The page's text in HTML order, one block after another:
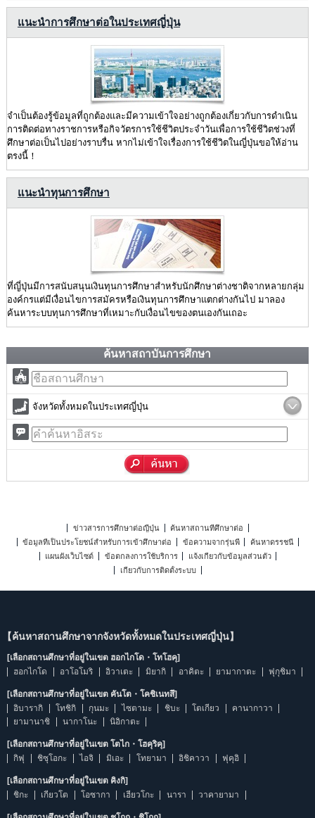
แนะนำการศึกษาต่อในประเทศญี่ปุ่น
จำเป็นต้องรู้ข้อมูลที่ถูกต้องและมีความเข้าใจอย่างถูกต้องเกี่ยวกับการดำเนิน
การติดต่อทางราชการหรือกิจวัตรการใช้ชีวิตประจำวันเพื่อการใช้ชีวิตช่วงที่
ศึกษาต่อเป็นไปอย่างราบรื่น หากไม่เข้าใจเรื่องการใช้ชีวิตในญี่ปุ่นขอให้อ่าน
ตรงนี้！
แนะนำทุนการศึกษา
ที่ญี่ปุ่นมีการสนับสนุนเงินทุนการศึกษาสำหรับนักศึกษาต่างชาติจากหลายกลุ่ม
องค์กรแต่มีเงื่อนไขการสมัครหรือเงินทุนการศึกษาแตกต่างกันไป มาลอง
ค้นหาระบบทุนการศึกษาที่เหมาะกับเงื่อนไขของตนเองกันเถอะ
ค้นหาสถาบันการศึกษา
จังหวัดทั้งหมดในประเทศญี่ปุ่น
ข่าวสารการศึกษาต่อญี่ปุ่น
ค้นหาสถานที่ศึกษาต่อ
ข้อมูลที่เป็นประโยชน์สำหรับการเข้าศึกษาต่อ
ข้อความจากรุ่นพี่
ค้นหาดรรชนี
แผนผังเว็บไซต์
ข้อตกลงการใช้บริการ
แจ้งเกี่ยวกับข้อมูลส่วนตัว
เกี่ยวกับการติดตั้งระบบ
【ค้นหาสถานศึกษาจากจังหวัดทั้งหมดในประเทศญี่ปุ่น】
[เลือกสถานศึกษาที่อยู่ในเขต ฮอกไกโด・โทโฮคุ]
ฮอกไกโด
อาโอโมริ อิวาเตะ มิยากิ อาคิตะ ยามากาตะ ฟุกุชิมา
[เลือกสถานศึกษาที่อยู่ในเขต คันโต・โคชิเนทสึ]
อิบารากิ
โทชิกิ กุนมะ ไซตามะ ชิบะ โตเกียว
คานากาวา
ยามานาชิ
นากาโนะ นิอิกาตะ
[เลือกสถานศึกษาที่อยู่ในเขต โตไก・โฮคุริคุ]
กิฟุ
ชิซุโอกะ ไอจิ มิเอะ โทยามา อิชิคาวา ฟุคุอิ
[เลือกสถานศึกษาที่อยู่ในเขต คิงกิ]
ชิกะ
เกียวโต โอซากา เฮียวโกะ นารา วาคายามา